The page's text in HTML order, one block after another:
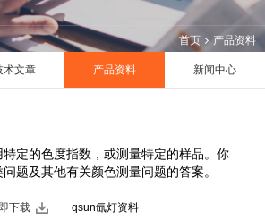
首页 产品资料
术文章 产品资料 新闻中心
定的色度指数，或测量特定的样品。你
题及其他有关颜色测量问题的答案。
下载 qsun氙灯资料